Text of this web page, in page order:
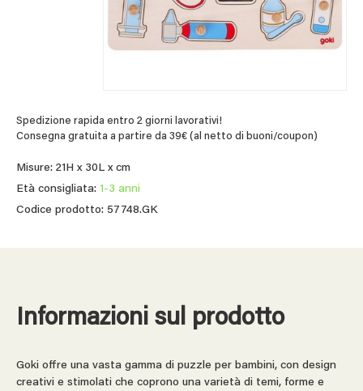
Spedizione rapida entro 2 giorni lavorativi!
Consegna gratuita a partire da 39€ (al netto di buoni/coupon)
Misure: 21H x 30L x cm
Età consigliata: 1-3 anni
Codice prodotto: 57748.GK
Informazioni sul prodotto
Goki offre una vasta gamma di puzzle per bambini, con design
creativi e stimolati che coprono una varietà di temi, forme e